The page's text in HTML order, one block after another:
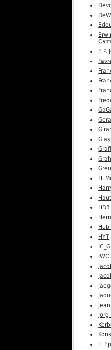
F. P.
Graff
H.
HYT
IWC
Jorg
L'